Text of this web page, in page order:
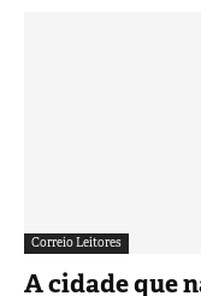
Correio Leitores
A cidade que